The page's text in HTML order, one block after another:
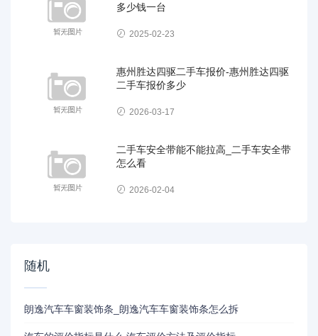
多少钱一台
2025-02-23
惠州胜达四驱二手车报价-惠州胜达四驱
二手车报价多少
2026-03-17
二手车安全带能不能拉高_二手车安全带
怎么看
2026-02-04
随机
朗逸汽车车窗装饰条_朗逸汽车车窗装饰条怎么拆